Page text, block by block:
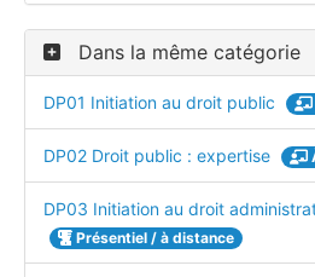
Dans la même catégorie
DP01 Initiation au droit public
DP02 Droit public : expertise
DP03 Initiation au droit
Présentiel / à distance